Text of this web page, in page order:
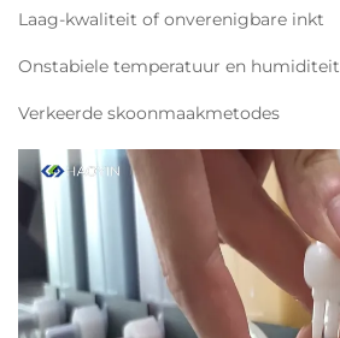
Laag-kwaliteit of onverenigbare inkt
Onstabiele temperatuur en humiditeit
Verkeerde skoonmaakmetodes